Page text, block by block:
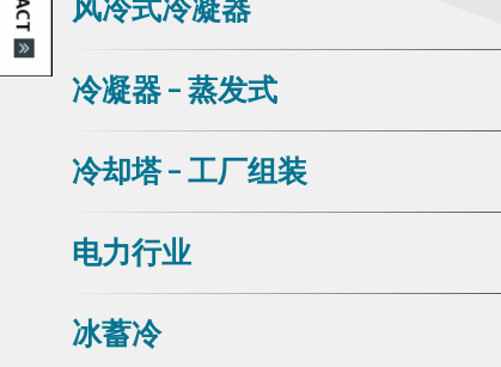
风冷式冷凝器
冷凝器 - 蒸发式
冷却塔 - 工厂组装
电力行业
冰蓄冷